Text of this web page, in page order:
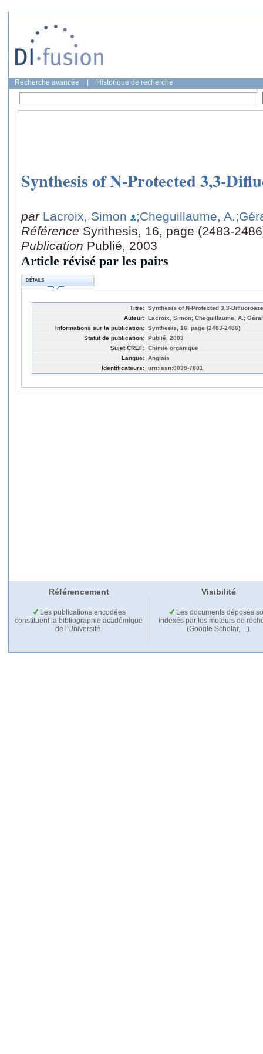
Recherche avancée Historique de recherche
Synthesis of N-Protected 3,3-
par Lacroix, Simon ;Cheguillaume, A.
Référence Synthesis, 16, page (2483-
Publication Publié, 2003
Article révisé par les pairs
DÉTAILS
Titre: Synthesis of N-Protected 3,3-
Auteur: Lacroix, Simon; Cheguillaume, A.;
Informations sur la publication: Synthesis, 16, page (2483-2486)
Statut de publication: Publié, 2003
Sujet CREF: Chimie organique
Langue: Anglais
Identificateurs: urn:issn:0039-7881
Référencement Visibilité
Les publications encodées
constituent la bibliographie académique
de l'Université.
Les documents déposés
indexés par les moteurs de
(Google Scholar,…).